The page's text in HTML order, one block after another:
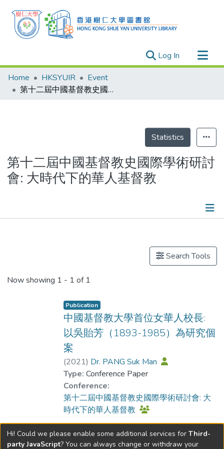
Log In (current)
Research Outputs
Researchers
Theses
Home HKSYUIR
Event
第十二屆中國基督教史國際學術研討會: 大時代下的華人基督教
Statistics
第十二屆中國基督教史國際學術研討
會: 大時代下的華人基督教
Search Tools
Now showing 1 - 1 of 1
Publication
中國基督教大學首位女華人校長:
以吳貽芳（1893-1985）為研究個
案
(2021) Dr. PANG Suk Man
Type: Conference Paper
Conference:
第十二屆中國基督教史國際學術研討會: 大
時代下的華人基督教
Hi! Could we please enable some additional services for Third-
party JavaScript? You can always change or withdraw your